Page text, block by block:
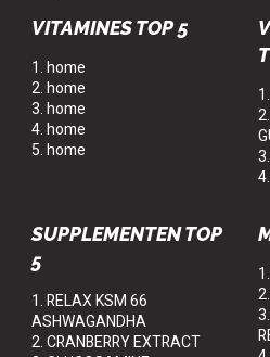
VITAMINES TOP 5
1. home
2. home
3. home
4. home
5. home
SUPPLEMENTEN TOP
5
1. RELAX KSM 66
ASHWAGANDHA
2. CRANBERRY EXTRACT